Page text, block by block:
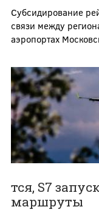
Субсидирование
связи между
аэропортах
тся, S7
маршруты